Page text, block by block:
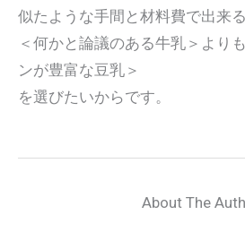
似たような手間と材料費で出来る
＜何かと論議のある牛乳＞より
ンが豊富な豆乳＞
を選びたいからです。
About The